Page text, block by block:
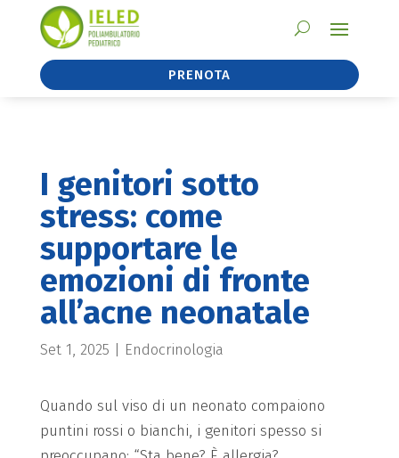
PRENOTA
I genitori sotto
stress: come
supportare le
emozioni di fronte
all’acne neonatale
Set 1, 2025 Endocrinologia
Quando sul viso di un neonato compaiono
puntini rossi o bianchi, i genitori spesso si